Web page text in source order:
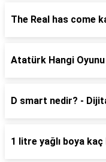
The Real has come
Atatürk Hangi
D smart nedir? -
1 litre yağlı boya